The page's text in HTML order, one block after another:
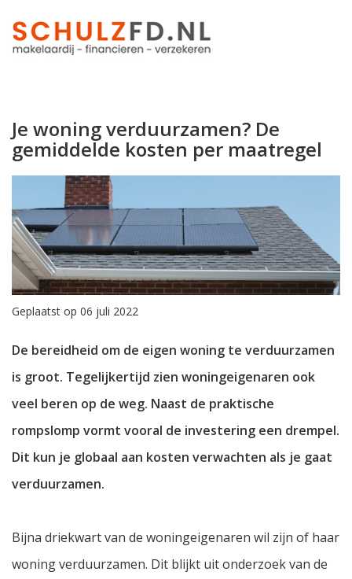
Je woning verduurzamen? De
gemiddelde kosten per maatregel
Geplaatst op 06 juli 2022
De bereidheid om de eigen woning te verduurzamen
is groot. Tegelijkertijd zien woningeigenaren ook
veel beren op de weg. Naast de praktische
rompslomp vormt vooral de investering een drempel.
Dit kun je globaal aan kosten verwachten als je gaat
verduurzamen.
Bijna driekwart van de woningeigenaren wil zijn of haar
woning verduurzamen. Dit blijkt uit onderzoek van de